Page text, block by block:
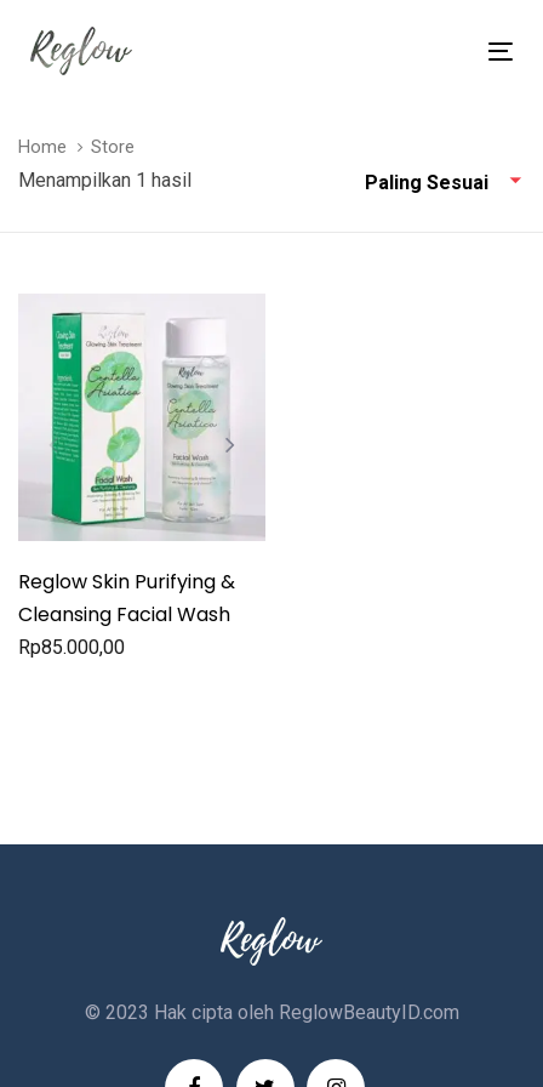
links
content
Home Store
Menampilkan 1 hasil Paling Sesuai
Reglow Skin Purifying &
Cleansing Facial Wash
Rp85.000,00
© 2023 Hak cipta oleh ReglowBeautyID.com